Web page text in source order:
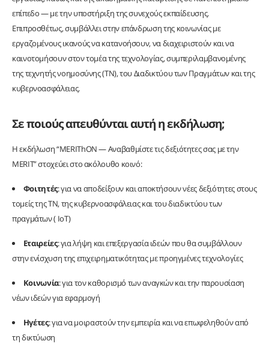
επίπεδο — με την υποστήριξη της συνεχούς εκπαίδευσης.
Επιπροσθέτως, συμβάλλει στην επάνδρωση της κοινωνίας με
εργαζομένους ικανούς να κατανοήσουν, να διαχειριστούν και να
καινοτομήσουν στον τομέα της τεχνολογίας, συμπεριλαμβανομένης
της τεχνητής νοημοσύνης (ΤΝ), του Διαδικτύου των Πραγμάτων και της
κυβερνοασφάλειας.
Σε ποιούς απευθύνται αυτή η εκδήλωση;
Η εκδήλωση “MERIThON — Αναβαθμίστε τις δεξιότητες σας με την
MERIT” στοχεύει στο ακόλουθο κοινό:
Φοιτητές: για να αποδείξουν και αποκτήσουν νέες δεξιότητες στους
τομείς της ΤΝ, της κυβερνοασφάλειας και του διαδικτύου των
πραγμάτων ( IoT)
Εταιρείες: για λήψη και επεξεργασία ιδεών που θα συμβάλλουν
στην ενίσχυση της επιχειρηματικότητας με προηγμένες τεχνολογίες
Κοινωνία: για τον καθορισμό των αναγκών και την παρουσίαση
νέων ιδεών για εφαρμογή
Ηγέτες: για να μοιραστούν την εμπειρία και να επωφεληθούν από
τη δικτύωση